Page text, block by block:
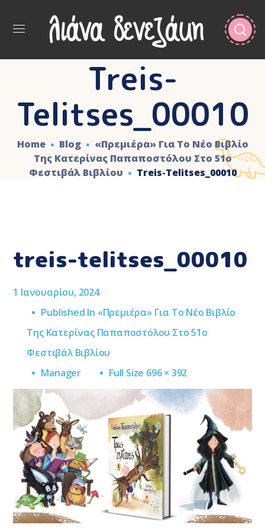
Treis-
Telitses_00010
Home Blog
«Πρεμιέρα» Για Το Νέο Βιβλίο
Της Κατερίνας Παπαποστόλου Στο 51ο
Φεστιβάλ Βιβλίου
Treis-Telitses_00010
treis-telitses_00010
1 Ιανουαρίου, 2024
Published In «Πρεμιέρα» Για Το Νέο Βιβλίο
Της Κατερίνας Παπαποστόλου Στο 51ο
Φεστιβάλ Βιβλίου
Manager
Full
Size
Full Size 696 × 392